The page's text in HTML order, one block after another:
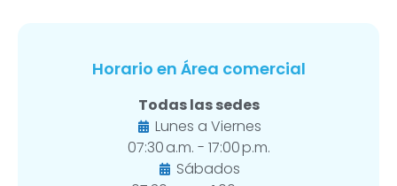
Horario en Área comercial
Todas las sedes
Lunes a Viernes
07:30 a.m. - 17:00 p.m.
Sábados